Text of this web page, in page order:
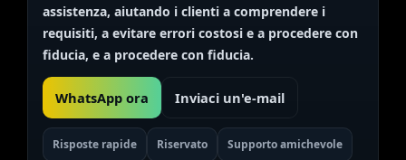
assistenza, aiutando i clienti a comprendere i
requisiti, a evitare errori costosi e a procedere con
fiducia, e a procedere con fiducia.
WhatsApp ora Inviaci un'e-mail
Risposte rapide Riservato Supporto amichevole